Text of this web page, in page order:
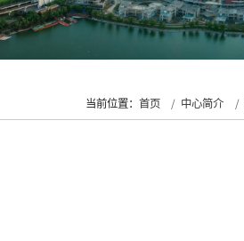
当前位置： 首页 中心简介